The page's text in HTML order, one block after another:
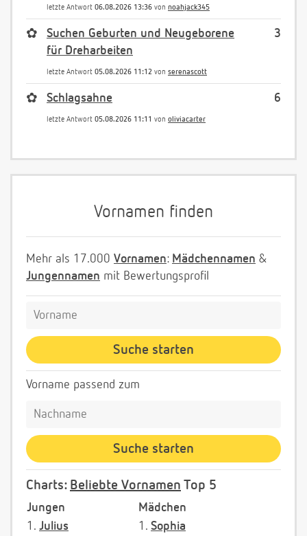
letzte Antwort 06.08.2026 13:36 von noahjack345
3
✿
Suchen Geburten und Neugeborene
für Dreharbeiten
letzte Antwort 05.08.2026 11:12 von serenascott
6
✿ Schlagsahne
letzte Antwort 05.08.2026 11:11 von oliviacarter
Vornamen finden
Mehr als 17.000 Vornamen: Mädchennamen &
Jungennamen mit Bewertungsprofil
Vorname passend zum
Charts: Beliebte Vornamen Top 5
Jungen
Mädchen
1. Julius
1. Sophia